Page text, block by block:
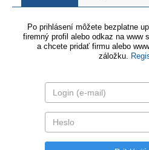
Po prihlásení môžete bezplatne
firemný profil alebo odkaz na www
a chcete pridať firmu alebo
záložku.